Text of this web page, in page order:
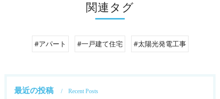
関連タグ
#アパート #一戸建て住宅 #太陽光発電工事
最近の投稿 Recent Posts